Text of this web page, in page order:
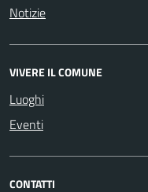
Notizie
VIVERE IL COMUNE
Luoghi
Eventi
CONTATTI